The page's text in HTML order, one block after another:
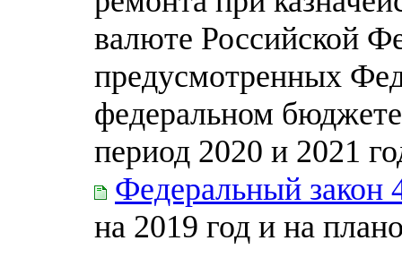
валюте Российской
предусмотренных
федеральном
период 2020 и 2021
Федеральный закон
на 2019 год и на